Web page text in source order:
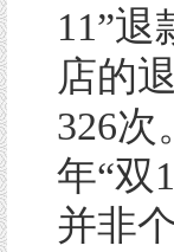
11”
店的
326
年“双
并非